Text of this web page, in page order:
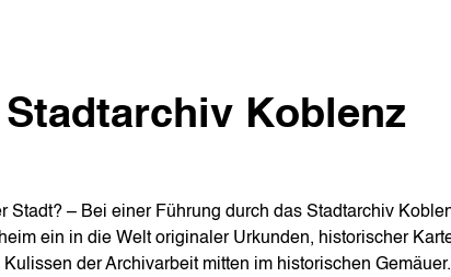
Koblenz
Stadt? – Bei einer Führung durch das Stadtarchiv
ein in die Welt originaler Urkunden, historischer
der Archivarbeit mitten im historischen Gemäuer.